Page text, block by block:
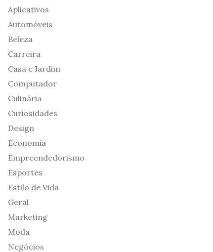
Aplicativos
Automóveis
Beleza
Carreira
Casa e Jardim
Computador
Culinária
Curiosidades
Design
Economia
Empreendedorismo
Esportes
Estilo de Vida
Geral
Marketing
Moda
Negócios